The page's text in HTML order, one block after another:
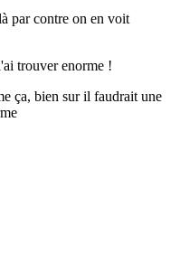
par contre on en voit
trouver enorme !
ça, bien sur il faudrait une